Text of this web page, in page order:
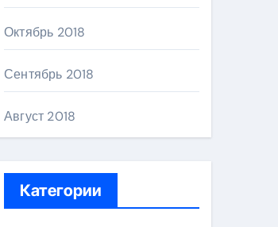
Октябрь 2018
Сентябрь 2018
Август 2018
Категории